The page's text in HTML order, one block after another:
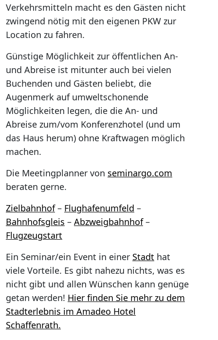
Verkehrsmitteln macht es den Gästen nicht
zwingend nötig mit den eigenen PKW zur
Location zu fahren.
Günstige Möglichkeit zur öffentlichen An-
und Abreise ist mitunter auch bei vielen
Buchenden und Gästen beliebt, die
Augenmerk auf umweltschonende
Möglichkeiten legen, die die An- und
Abreise zum/vom Konferenzhotel (und um
das Haus herum) ohne Kraftwagen möglich
machen.
Die Meetingplanner von seminargo.com
beraten gerne.
Zielbahnhof– Flughafenumfeld –
Bahnhofsgleis – Abzweigbahnhof–
Flugzeugstart
Ein Seminar/ein Event in einer Stadt hat
viele Vorteile. Es gibt nahezu nichts, was es
nicht gibt und allen Wünschen kann genüge
getan werden! Hier finden Sie mehr zu dem
Stadterlebnis im Amadeo Hotel
Schaffenrath.